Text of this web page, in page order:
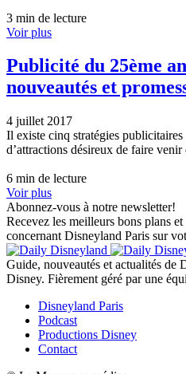
3 min de lecture
Voir plus
Publicité du 25ème
nouveautés et
4 juillet 2017
Il existe cinq stratégies publicitaires
d’attractions désireux de faire
6 min de lecture
Voir plus
Abonnez-vous à notre newsletter!
Recevez les meilleurs bons plans
concernant Disneyland Paris sur
Guide, nouveautés et actualités de
Disney. Fièrement géré par une
Disneyland Paris
Podcast
Productions Disney
Contact